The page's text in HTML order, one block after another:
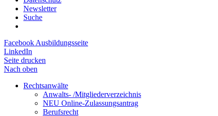
Newsletter
Suche
Facebook Ausbildungsseite
LinkedIn
Seite drucken
Nach oben
Rechtsanwälte
Anwalts- /Mitgliederverzeichnis
NEU Online-Zulassungsantrag
Berufsrecht